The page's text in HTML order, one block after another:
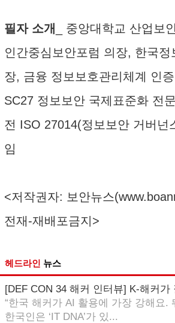
필자 소개
_ 중앙대학교 산업보
인간중심보안포럼 의장, 한국정
장, 금융 정보보호관리체계 인
SC27 정보보안 국제표준화 전
전 ISO 27014(정보보안 거버넌
임
<저작권자: 보안뉴스(
전재-재배포금지>
헤드라인 뉴스
[DEF CON 34 해커 인터뷰] K-해커가
“한국 해커가 AI 활용에 가장 강해요.
한국인은 ‘IT DNA’가 있...